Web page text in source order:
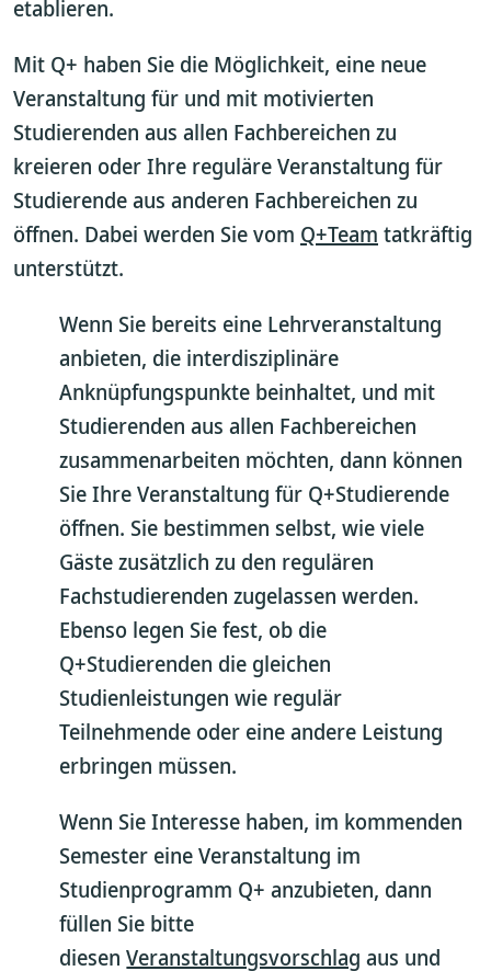
etablieren.
Mit Q+ haben Sie die Möglichkeit, eine neue
Veranstaltung für und mit motivierten
Studierenden aus allen Fachbereichen zu
kreieren oder Ihre reguläre Veranstaltung für
Studierende aus anderen Fachbereichen zu
öffnen. Dabei werden Sie vom Q+Team tatkräftig
unterstützt.
Wenn Sie bereits eine Lehrveranstaltung
anbieten, die interdisziplinäre
Anknüpfungspunkte beinhaltet, und mit
Studierenden aus allen Fachbereichen
zusammenarbeiten möchten, dann können
Sie Ihre Veranstaltung für Q+Studierende
öffnen. Sie bestimmen selbst, wie viele
Gäste zusätzlich zu den regulären
Fachstudierenden zugelassen werden.
Ebenso legen Sie fest, ob die
Q+Studierenden die gleichen
Studienleistungen wie regulär
Teilnehmende oder eine andere Leistung
erbringen müssen.
Wenn Sie Interesse haben, im kommenden
Semester eine Veranstaltung im
Studienprogramm Q+ anzubieten, dann
füllen Sie bitte
diesenVeranstaltungsvorschlag aus und